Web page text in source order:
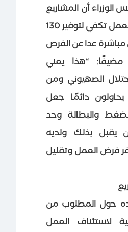
الوزراء أن المشاريع
المتوقفة عن العمل تكفي لتوفير 130
عدا عن الفرص
مضيفًا: “هذا يعني
الصهيوني ومن
دائمًا جعل
والبطالة وحد
يقبل بذلك ولديه
فرض العمل وتقليل
حول المطلوب من
لاستئناف العمل